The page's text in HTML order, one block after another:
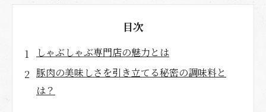
目次
しゃぶしゃぶ専門店の魅力とは
豚肉の美味しさを引き立てる秘密の調味料と
は？